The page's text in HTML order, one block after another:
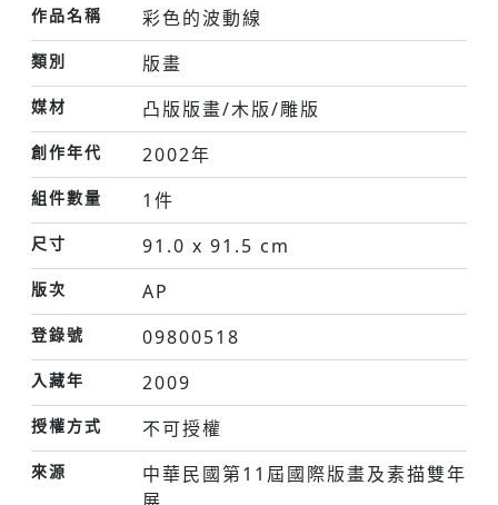
作品名稱 彩色的波動線
類別 版畫
媒材 凸版版畫/木版/雕版
創作年代 2002年
組件數量 1件
尺寸 91.0 x 91.5 cm
版次 AP
登錄號 09800518
入藏年 2009
授權方式 不可授權
來源
中華民國第11屆國際版畫及素描雙年